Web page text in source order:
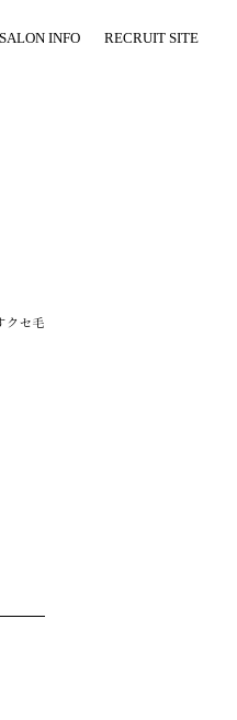
SALON INFO RECRUIT SITE
クセ毛